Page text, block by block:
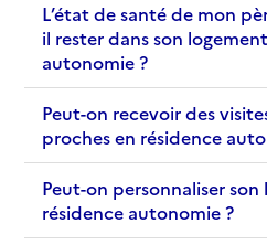
L’état de santé de mon
il rester dans son
autonomie ?
Peut-on recevoir des
proches en résidence
Peut-on personnaliser
résidence autonomie ?